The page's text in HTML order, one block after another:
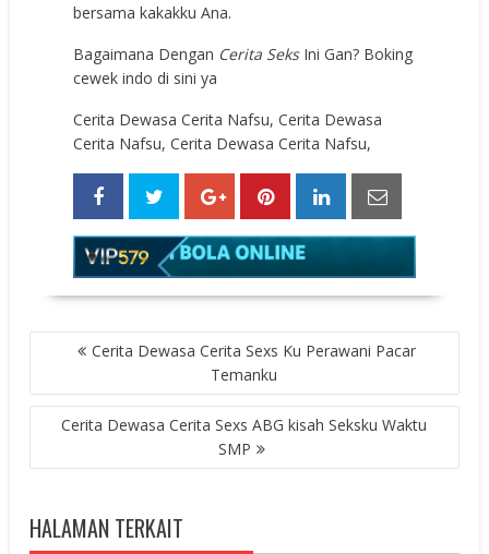
bersama kakakku Ana.
Bagaimana Dengan Cerita SeksIni Gan? Boking
cewek indo di sini ya
Cerita Dewasa Cerita Nafsu, Cerita Dewasa
Cerita Nafsu, Cerita Dewasa Cerita Nafsu,
POST
NAVIGATIONCerita Dewasa Cerita Sexs Ku Perawani Pacar
Temanku
Cerita Dewasa Cerita Sexs ABG kisah Seksku Waktu
SMP
HALAMAN TERKAIT